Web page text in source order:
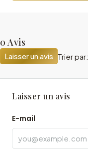
0 Avis
Trier par:
Laisser un avis
Laisser un avis
E-mail